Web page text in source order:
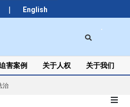
| English
害案例 关于人权 关于我们
治